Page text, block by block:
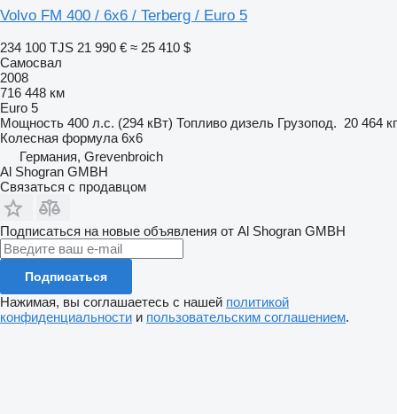
Volvo FM 400 / 6x6 / Terberg / Euro 5
234 100 TJS 21 990 € ≈ 25 410 $
Самосвал
2008
716 448 км
Euro 5
Мощность 400 л.с. (294 кВт) Топливо дизель Грузопод. 20 464 кг
Колесная формула 6x6
Германия, Grevenbroich
Al Shogran GMBH
Связаться с продавцом
Подписаться на новые объявления от Al Shogran GMBH
Подписаться
Нажимая, вы соглашаетесь с нашей политикой
конфиденциальности и пользовательским соглашением.